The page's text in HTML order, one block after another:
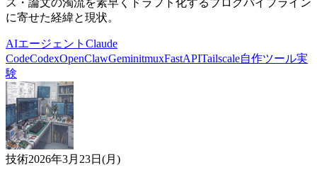
ス・論文の濁流を素早くドラフト化するブログパイプライン
に寄せた経緯と現状。
AIエージェント Claude
CodeCodexOpenClawGeminitmuxFastAPITailscale自作ツール実
験
技術2026年3月23日(月)